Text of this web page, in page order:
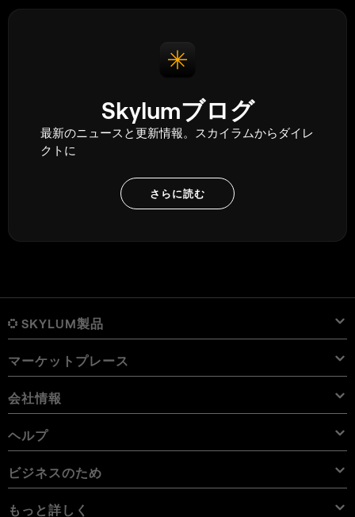
多い。
Skylumブログ
最新のニュースと更新情報。スカイラムからダイレ
クトに
さらに読む
SKYLUM製品
Luminar Neo
価格
プロ ツール
使用例
代替ソフト
無料体験板
概要
iPad用 Luminar
iPhone用 Luminar
Vision Pro用 Luminar Neo
Luminar Mobile User Guide
Aperty
概要
価格
Aperty User Guide
オンライン ツール
オンライン編集ソフト
カラー パレット
マーケットプレース
プリセット
Lightroom プリセット
Luminar Neo パック
LUT
Luminar Neo LUT
Aperty LUT
オーバーレイを使用して新しいものを簡単に追加
テクスチャー
会社情報
会社概要
キャリア
アンバサダー
ヘルプ
サポートへのお問い合わせ
FAQs
ビジネスのため
ビジネスのため
もっと詳しく